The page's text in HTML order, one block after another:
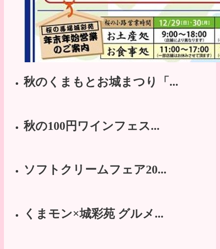
秋のくまもとお城まつり「...
秋の100円ワインフェス...
ソフトクリームフェア20...
くまモン×城彩苑 グルメ...